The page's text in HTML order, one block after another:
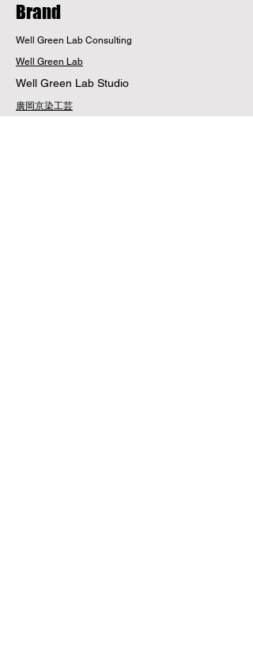
Brand
Well Green Lab Consulting
Well Green Lab
Well Green Lab Studio
廣岡京染工芸